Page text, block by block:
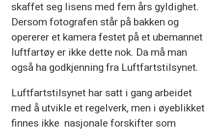
skaffet seg lisens med fem års gyldighet.
Dersom fotografen står på bakken og
opererer et kamera festet på et ubemannet
luftfartøy er ikke dette nok. Da må man
også ha godkjenning fra Luftfartstilsynet.
Luftfartstilsynet har satt i gang arbeidet
med å utvikle et regelverk, men i øyeblikket
finnes ikke nasjonale forskifter som